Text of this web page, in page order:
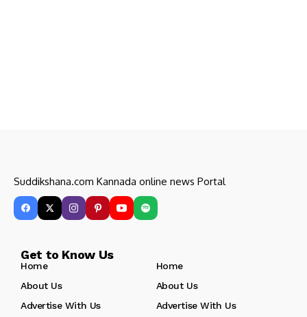
Suddikshana.com Kannada online news Portal
Get to Know Us
Home
Home
About Us
About Us
Advertise With Us
Advertise With Us